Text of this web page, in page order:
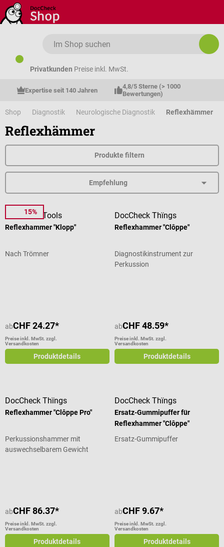
Zum Hauptinhalt springen
Privatkunden Preise inkl. MwSt.
Expertise seit 140 Jahren
4,8/5 Sterne (> 1000
Bewertungen)
Shop Diagnostik Neurologische Diagnostik Reflexhämmer
Reflexhämmer
Produkte filtern
15%
DocCheck Tools
Reflexhammer "Klopp"
Nach Trömner
abCHF 24.27*
Preise inkl. MwSt. zzgl.
Versandkosten
Produktdetails
DocCheck Thïngs
Reflexhammer "Clôppe"
Diagnostikinstrument zur
Perkussion
abCHF 48.59*
Preise inkl. MwSt. zzgl.
Versandkosten
Produktdetails
DocCheck Thïngs
Reflexhammer "Clôppe Pro"
Perkussionshammer mit
auswechselbarem Gewicht
abCHF 86.37*
Preise inkl. MwSt. zzgl.
Versandkosten
Produktdetails
DocCheck Thïngs
Ersatz-Gummipuffer für
Reflexhammer "Clôppe"
Ersatz-Gummipuffer
abCHF 9.67*
Preise inkl. MwSt. zzgl.
Versandkosten
Produktdetails